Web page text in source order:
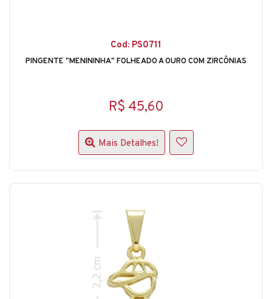
Cod: PS0711
PINGENTE "MENININHA" FOLHEADO A OURO COM ZIRCÔNIAS
R$ 45,60
Mais Detalhes!